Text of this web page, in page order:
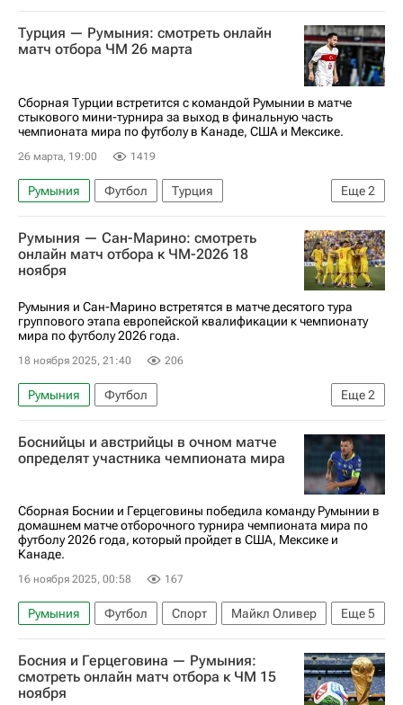
Мирча Луческу
Турция — Румыния: смотреть онлайн
матч отбора ЧМ 26 марта
Сборная Турции встретится с командой Румынии в матче
стыкового мини-турнира за выход в финальную часть
чемпионата мира по футболу в Канаде, США и Мексике.
26 марта, 19:00 1419
Еще2
Румыния Футбол
Турция
Анонсы и трансляции матчей
ЧМ по футболу 2026
Румыния — Сан-Марино: смотреть
онлайн матч отбора к ЧМ-2026 18
ноября
Румыния и Сан-Марино встретятся в матче десятого тура
группового этапа европейской квалификации к чемпионату
мира по футболу 2026 года.
18 ноября 2025, 21:40 206
Еще2
Румыния
Футбол
Анонсы и трансляции матчей
Сан-Марино
Боснийцы и австрийцы в очном матче
определят участника чемпионата мира
Сборная Боснии и Герцеговины победила команду Румынии в
домашнем матче отборочного турнира чемпионата мира по
футболу 2026 года, который пройдет в США, Мексике и
Канаде.
16 ноября 2025, 00:58 167
Еще5
Румыния Футбол Спорт
Майкл Оливер
Эдин Джеко
Денис Дрэгуш
Босния и Герцеговина
Австрия
ЧМ по футболу 2026
Босния и Герцеговина — Румыния:
смотреть онлайн матч отбора к ЧМ 15
ноября